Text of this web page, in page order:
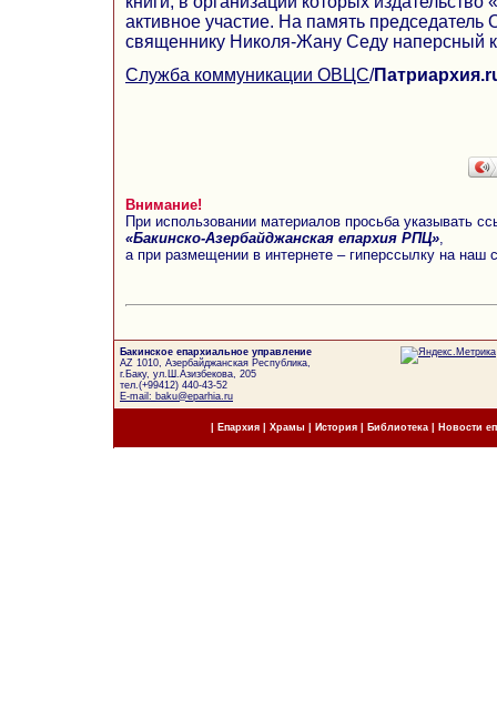
активное участие. На память
священнику Николя-Жану Седу наперсный
Служба коммуникации ОВЦС/
Внимание!
При использовании материалов просьба указывать
«Бакинско-Азербайджанская епархия РПЦ»
а при размещении в интернете – гиперссылку на наш
Бакинское епархиальное управление
AZ 1010, Азербайджанская Республика,
г.Баку, ул.Ш.Азизбекова, 205
тел.(+99412) 440-43-52
E-mail: baku@eparhia.ru
Епархия| Храмы История| Библиотека Новости